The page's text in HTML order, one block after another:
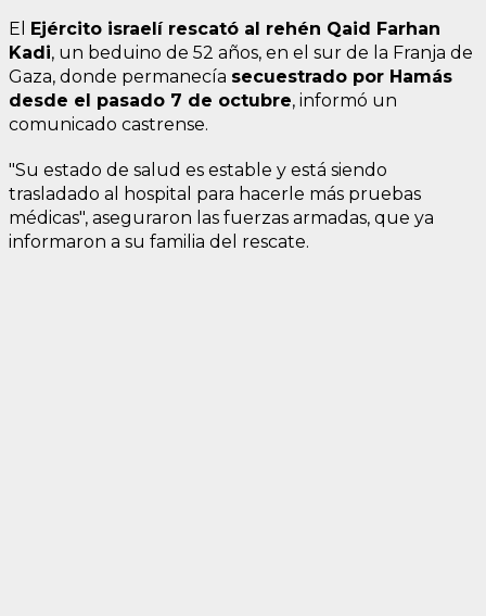
El Ejército israelí rescató al rehén Qaid Farhan
Kadi, un beduino de 52 años, en el sur de la Franja de
Gaza, donde permanecía secuestrado por Hamás
desde el pasado 7 de octubre, informó un
comunicado castrense.
"Su estado de salud es estable y está siendo
trasladado al hospital para hacerle más pruebas
médicas", aseguraron las fuerzas armadas, que ya
informaron a su familia del rescate.